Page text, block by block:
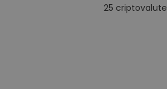
25 criptovalute